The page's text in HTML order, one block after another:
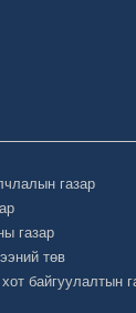
газар
газар
төв
байгуулалтын